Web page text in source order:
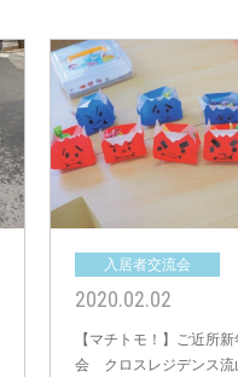
入居者交流会
2020.02.02
【マチトモ！】ご近所
会 クロスレジデンス流